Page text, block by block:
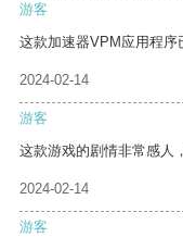
游客
这款加速器VPM应用程序
2024-02-14
游客
这款游戏的剧情非常感人
2024-02-14
游客